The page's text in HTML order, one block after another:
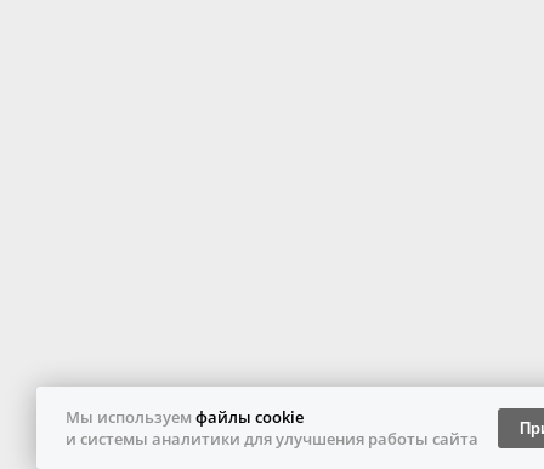
Мы используем файлы cookie
и системы аналитики для улучшения работы сайта